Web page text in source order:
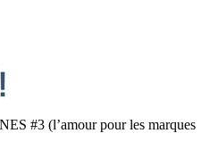
#3 (l’amour pour les marques